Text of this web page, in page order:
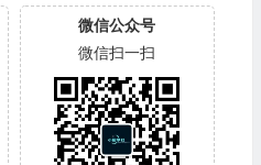
微信公众号
微信扫一扫